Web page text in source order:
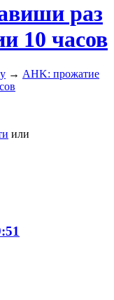
раз
10 часов
→ AHK: прожатие
или